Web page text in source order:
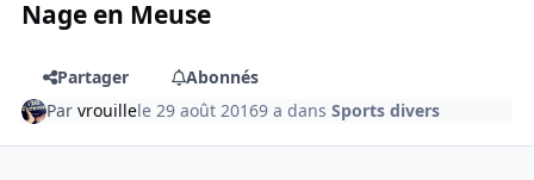
Nage en Meuse
Partager
Abonnés
Parvrouillele 29 août 20169 a dansSports divers